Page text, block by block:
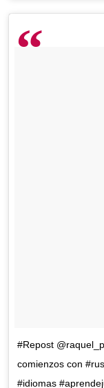
#Repost
comienzos con
#idiomas